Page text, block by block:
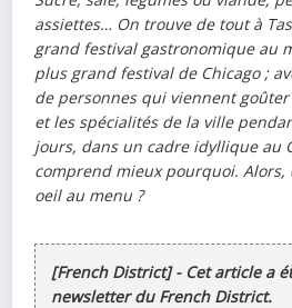
assiettes… On trouve de tout à
grand festival gastronomique au
plus grand festival de Chicago ;
de personnes qui viennent
et les spécialités de la ville
jours, dans un cadre idyllique au
comprend mieux pourquoi.
oeil au menu ?
[French District] - Cet article a
newsletter du French District.